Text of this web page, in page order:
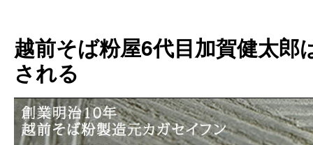
越前そば粉屋6代目加賀健太郎
される